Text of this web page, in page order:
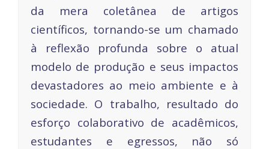
da mera coletânea de artigos
científicos, tornando-se um chamado
à reflexão profunda sobre o atual
modelo de produção e seus impactos
devastadores ao meio ambiente e à
sociedade. O trabalho, resultado do
esforço colaborativo de acadêmicos,
estudantes e egressos, não só